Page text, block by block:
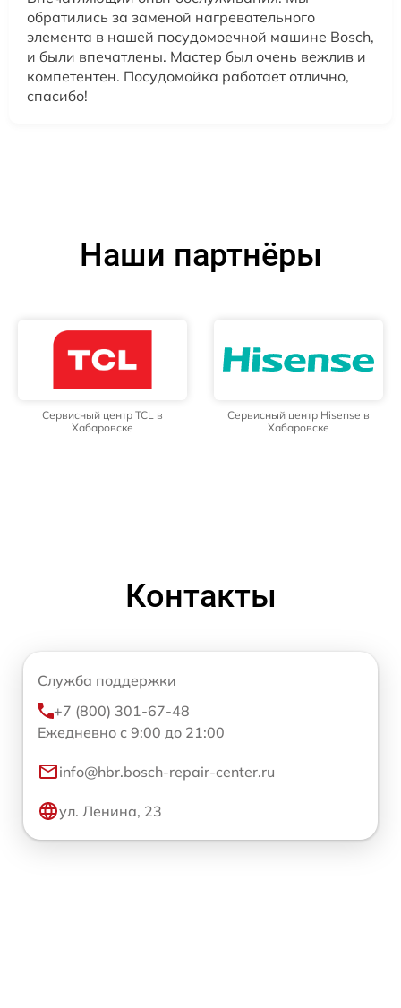
обратились за заменой нагревательного
элемента в нашей посудомоечной машине Bosch,
и были впечатлены. Мастер был очень вежлив и
компетентен. Посудомойка работает отлично,
спасибо!
Наши партнёры
Сервисный центр TCL в
Хабаровске
Сервисный центр Hisense в
Хабаровске
Контакты
Служба поддержки
+7 (800) 301-67-48
Ежедневно с 9:00 до 21:00
info@hbr.bosch-repair-center.ru
ул. Ленина, 23